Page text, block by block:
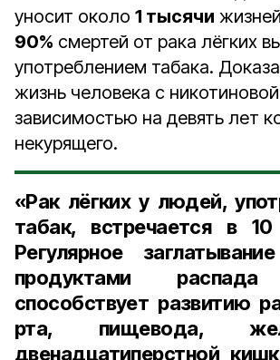
уносит около 1 тысячи
90% смертей от рака лёгких
употреблением табака.
жизнь человека с никотиновой
зависимостью на девять лет
некурящего.
«Рак лёгких у людей,
табак, встречается в
Регулярное
продуктами распада
способствует развитию
рта, пищевода,
двенадцатиперстной